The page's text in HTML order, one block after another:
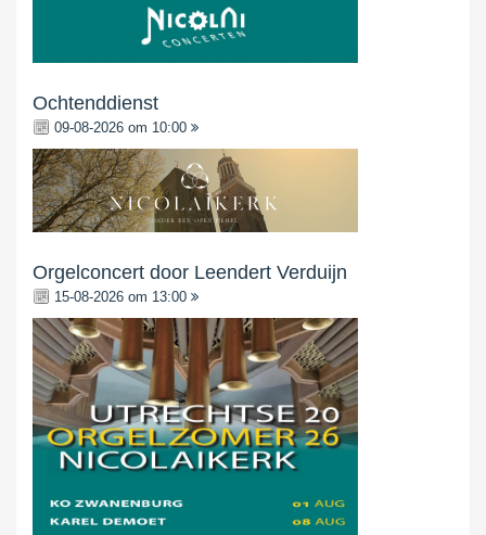
Ochtenddienst
09-08-2026 om 10:00
Orgelconcert door Leendert Verduijn
15-08-2026 om 13:00